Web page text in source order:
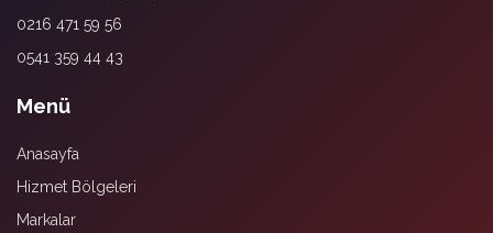
0216 471 59 56
0541 359 44 43
Menü
Anasayfa
Hizmet Bölgeleri
Markalar